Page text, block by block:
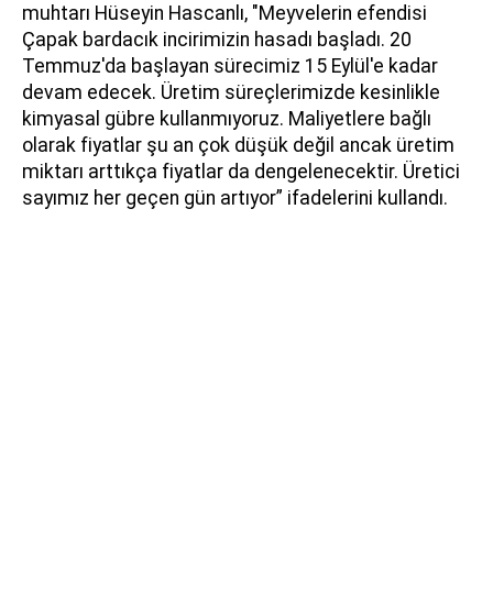
muhtarı Hüseyin Hascanlı, "Meyvelerin efendisi
Çapak bardacık incirimizin hasadı başladı. 20
Temmuz'da başlayan sürecimiz 15 Eylül'e kadar
devam edecek. Üretim süreçlerimizde kesinlikle
kimyasal gübre kullanmıyoruz. Maliyetlere bağlı
olarak fiyatlar şu an çok düşük değil ancak üretim
miktarı arttıkça fiyatlar da dengelenecektir. Üretici
sayımız her geçen gün artıyor” ifadelerini kullandı.